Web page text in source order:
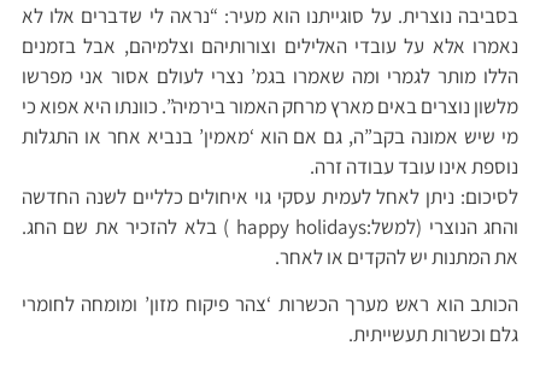
בסביבה נוצרית. על סוגייתנו הוא מעיר: “נראה לי שדברים אלו לא
נאמרו אלא על עובדי האלילים וצורותיהם וצלמיהם, אבל בזמנים
הללו מותר לגמרי ומה שאמרו בגמ’ נצרי לעולם אסור אני מפרשו
מלשון נוצרים באים מארץ מרחק האמור בירמיה”. כוונתו היא אפוא כי
מי שיש אמונה בקב”ה, גם אם הוא ‘מאמין’ בנביא אחר או התגלות
נוספת אינו עובד עבודה זרה.
לסיכום: ניתן לאחל לעמית עסקי גוי איחולים כלליים לשנה החדשה
והחג הנוצרי (למשל:happy holidays ) בלא להזכיר את שם החג.
את המתנות יש להקדים או לאחר.
הכותב הוא ראש מערך הכשרות ‘צהר פיקוח מזון’ ומומחה לחומרי
גלם וכשרות תעשייתית.